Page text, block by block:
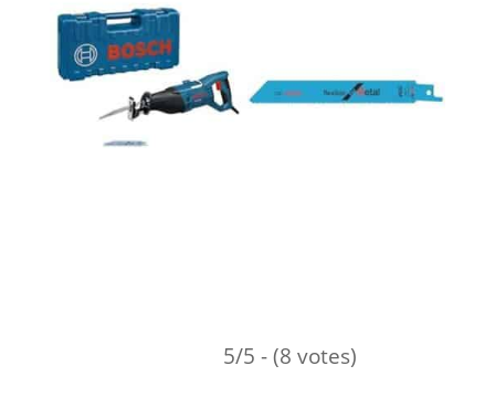
5/5 - (8 votes)